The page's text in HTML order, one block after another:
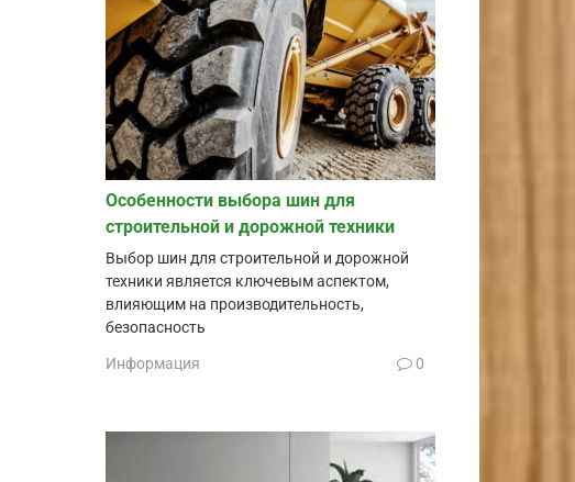
Особенности выбора шин для
строительной и дорожной техники
Выбор шин для строительной и дорожной
техники является ключевым аспектом,
влияющим на производительность,
безопасность
Информация 0